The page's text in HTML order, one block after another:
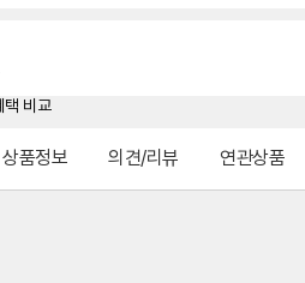
상품정보 의견/리뷰 연관상품